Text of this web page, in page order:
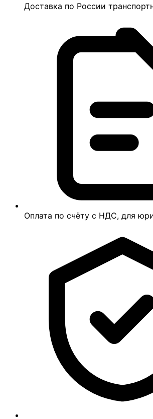
Доставка по России
Оплата по счёту с НДС, для